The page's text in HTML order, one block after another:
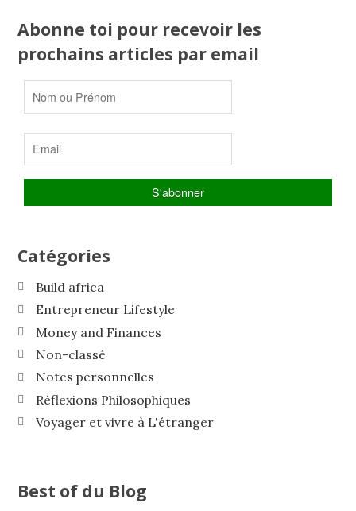
Abonne toi pour recevoir les
prochains articles par email
Catégories
Build africa
Entrepreneur Lifestyle
Money and Finances
Non-classé
Notes personnelles
Réflexions Philosophiques
Voyager et vivre à L'étranger
Best of du Blog